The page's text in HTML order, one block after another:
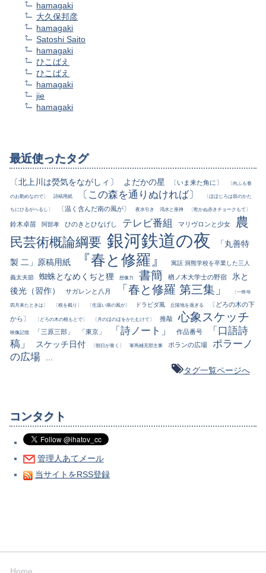
hamagaki
大久保邦彦
hamagaki
Satoshi Saito
hamagaki
ひこばえ
ひこばえ
hamagaki
jie
hamagaki
最近使ったタグ
〔北上川は熒気をながしィ〕 よだかの星 〔いま来た角に〕 〔向ふも春
のお勤めなので〕 詩稿用紙 〔この森を通りぬければ〕 〔ほほじろは鼓のかた
ちにひるがへるし〕 〔温く含んだ南の風が〕 夜水引き 渇水と座禅 〔乾かぬ赤きチョークもて〕
鈴木卓苗 阿部孝 ひのきとひなげし テレビ番組 マリヴロンと少女
農
民芸術概論綱要 銀河鉄道の夜
「丸善特
製 二」原稿用紙
『春と修羅』 寓話 洞熊学校を卒業した三人
義太夫節 蜘蛛となめくぢと狸 想像力 書簡 楢ノ木大学士の野宿
氷と
後光（習作）
サガレンと八月 「春と修羅 第三集」 〔一昨年
四月来たときは〕 〔根を截り〕 〔生温い南の風が〕 ドラビダ風 丘陵地を過ぎる
〔どろの木の下
から〕
〔どろの木の根もとで〕 〔月のほのほをかたむけて〕 推敲 心象スケッチ
映像記憶 「三原三部」 「東京」 「詩ノート」 作品番号
「口語詩
稿」
スケッチ日付 〔朝日が青く〕 軍馬補充部主事 ポランの広場
ポラーノ
の広場
...
タグ一覧ページへ
コンタクト
管理人あてメール
当サイトをRSS登録